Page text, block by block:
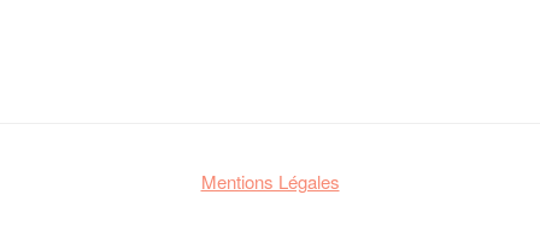
Mentions Légales